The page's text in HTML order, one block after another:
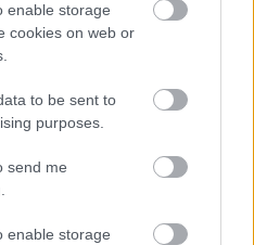
enable storage
cookies on web or
to be sent to
purposes.
send me
enable storage
jön az év legvidámabb